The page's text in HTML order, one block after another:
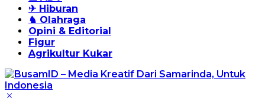
✈ Hiburan
♞ Olahraga
Opini & Editorial
Figur
Agrikultur Kukar